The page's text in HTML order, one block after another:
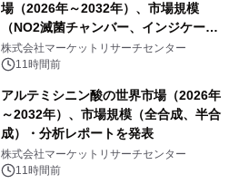
場（2026年～2032年）、市場規模
（NO2滅菌チャンバー、インジケータ
ーおよびモニタリングシステム、その
他）・分析レポートを発表
株式会社マーケットリサーチセンター
11時間前
アルテミシニン酸の世界市場（2026年
～2032年）、市場規模（全合成、半合
成）・分析レポートを発表
株式会社マーケットリサーチセンター
11時間前